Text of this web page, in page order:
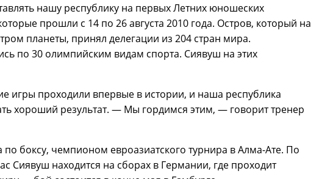
нашу республику на первых Летних юношеских
прошли с 14 по 26 августа 2010 года. Остров, который на
планеты, принял делегации из 204 стран мира.
по 30 олимпийским видам спорта. Сиявуш на этих
проходили впервые в истории, и наша республика
хороший результат. — Мы гордимся этим, — говорит тренер
боксу, чемпионом евроазиатского турнира в Алма-Ате. По
Сиявуш находится на сборах в Германии, где проходит